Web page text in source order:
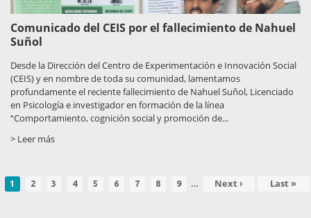
Comunicado del CEIS por el fallecimiento de Nahuel
Suñol
Desde la Dirección del Centro de Experimentación e Innovación Social
(CEIS) y en nombre de toda su comunidad, lamentamos
profundamente el reciente fallecimiento de Nahuel Suñol, Licenciado
en Psicología e investigador en formación de la línea
“Comportamiento, cognición social y promoción de...
> Leer más
Página
1 Page
2 Page
3 Page
4 Page
5 Page
6 Page
7 Page
8 Page
9 …
Siguiente
Next ›
Última
Last »